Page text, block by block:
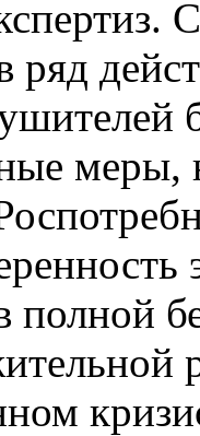
ряд
меры,
полной